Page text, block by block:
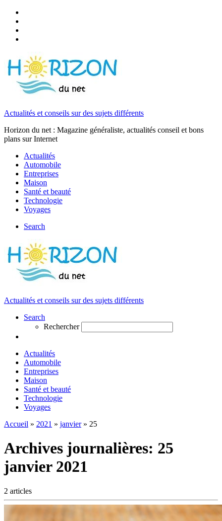
Actualités et conseils sur des sujets différents
Horizon du net : Magazine généraliste, actualités conseil et bons
plans sur Internet
Actualités
Automobile
Entreprises
Maison
Santé et beauté
Technologie
Voyages
Search
Actualités et conseils sur des sujets différents
Search
Rechercher
Actualités
Automobile
Entreprises
Maison
Santé et beauté
Technologie
Voyages
Accueil » 2021 » janvier » 25
Archives journalières: 25
janvier 2021
2 articles